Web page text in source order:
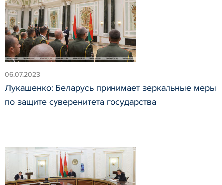
06.07.2023
Лукашенко: Беларусь принимает зеркальные меры
по защите суверенитета государства